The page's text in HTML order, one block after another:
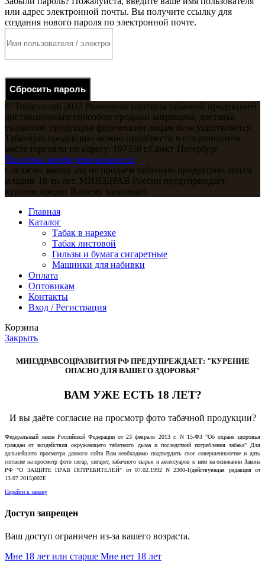
или адрес электронной почты. Вы получите ссылку для
создания нового пароля по электронной почте.
Сбросить пароль
© Tobacco.spb 2022 Розничная торговля табачной продукцией
дистанционным способом продажи запрещена, доставка
указанной продукции физическим лицам не осуществляется.
Табачную продукцию можно приобрести в стационарном
месте торговли по адресу: 197350 г.Санкт-Петербург
Политика конфиденциальности
Согласно закону мы не продаем табачную продукцию лицам
младше 18-ти лет. МИНЗДРАВ России предупреждает:
курение вредит Вашему здоровью!
Главная
Каталог
Табак в нарезке
Табак листовой
Гильзы и бумага сигаретные
Машинки для набивки
Оплата
Оптовикам
Контакты
Вход / Регистрация
Корзина
Закрыть
МИНЗДРАВСОЦРАЗВИТИЯ РФ ПРЕДУПРЕЖДАЕТ: "КУРЕНИЕ
ОПАСНО ДЛЯ ВАШЕГО ЗДОРОВЬЯ"
ВАМ УЖЕ ЕСТЬ 18 ЛЕТ?
И вы даёте согласие на просмотр фото табачной продукции?
Федеральный закон Российской Федерации от 23 февраля 2013 г. N 15-ФЗ "Об охране здоровья
граждан от воздействия окружающего табачного дыма и последствий потребления табака" Для
дальнейшего просмотра данного сайта Вам необходимо подтвердить свое совершеннолетие и дать
согласие на просмотр фото сигар, сигарет, табачного сырья и аксессуаров к ним на основании Закона
РФ "О ЗАЩИТЕ ПРАВ ПОТРЕБИТЕЛЕЙ" от 07.02.1992 N 2300-1(действующая редакция от
13.07.2015)002E
Перейти к закону
Доступ запрещен
Ваш доступ ограничен из-за вашего возраста.
Мне 18 лет или старше Мне нет 18 лет